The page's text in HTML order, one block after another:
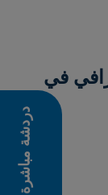
دردشة مباشرة
في